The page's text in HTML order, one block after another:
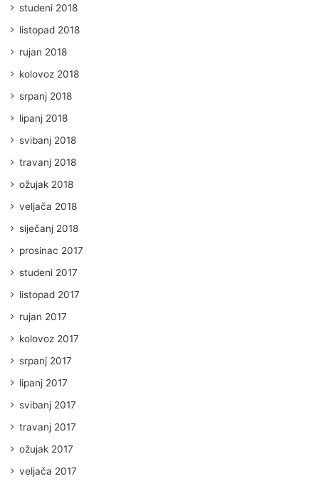
studeni 2018
listopad 2018
rujan 2018
kolovoz 2018
srpanj 2018
lipanj 2018
svibanj 2018
travanj 2018
ožujak 2018
veljača 2018
siječanj 2018
prosinac 2017
studeni 2017
listopad 2017
rujan 2017
kolovoz 2017
srpanj 2017
lipanj 2017
svibanj 2017
travanj 2017
ožujak 2017
veljača 2017